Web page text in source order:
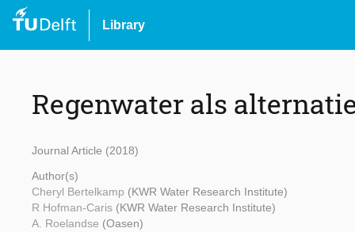
Library
Regenwater als
Journal Article (2018)
Author(s)
Cheryl Bertelkamp (KWR Water Research Institute)
R Hofman-Caris (KWR Water Research Institute)
A. Roelandse (Oasen)